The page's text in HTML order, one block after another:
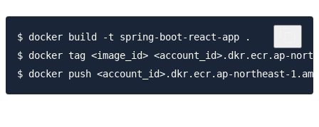
$ docker build -t spring-boot-react-app .
$ docker tag <image_id> <account_id>.dkr.ecr.ap-